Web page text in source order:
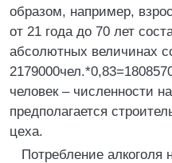
образом, например,
от 21 года до 70 лет
абсолютных величинах
человек – численности
предполагается
цеха.
Потребление алкоголя